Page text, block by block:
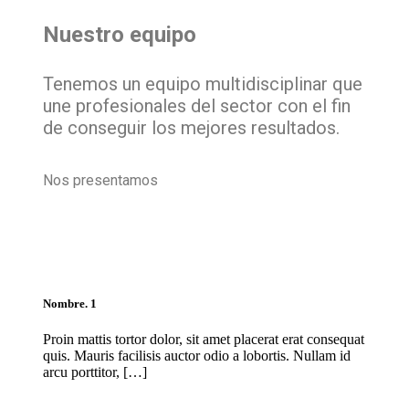
Nuestro equipo
Tenemos un equipo multidisciplinar que
une profesionales del sector con el fin
de conseguir los mejores resultados.
Nos presentamos
Nombre. 1
Proin mattis tortor dolor, sit amet placerat erat consequat
quis. Mauris facilisis auctor odio a lobortis. Nullam id
arcu porttitor, […]